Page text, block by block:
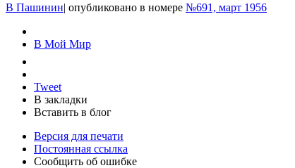
В Пашинин| опубликовано в номере №691, март 1956
В Мой Мир
Tweet
В закладки
Вставить в блог
Версия для печати
Постоянная ссылка
Сообщить об ошибке